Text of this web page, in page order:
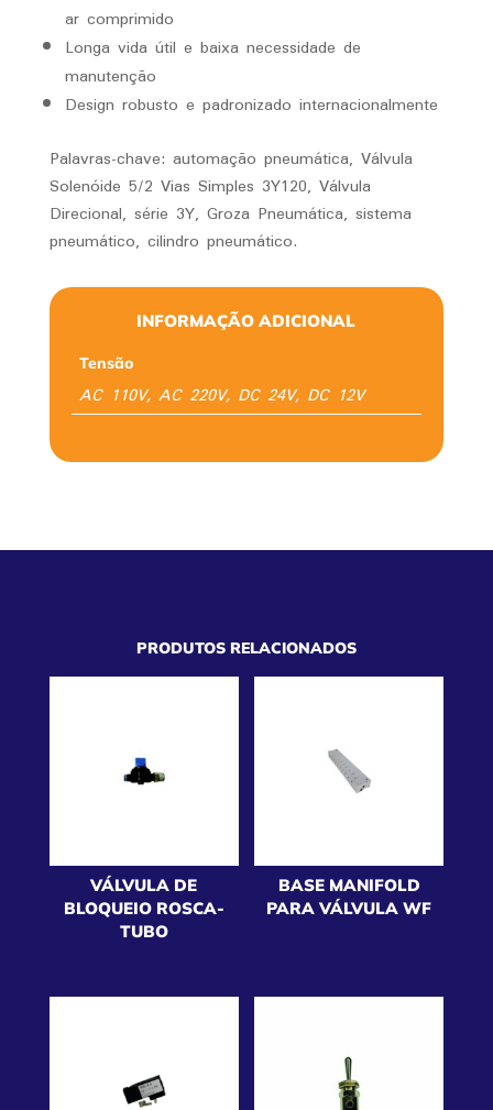
ar comprimido
Longa vida útil e baixa necessidade de
manutenção
Design robusto e padronizado internacionalmente
Palavras-chave: automação pneumática, Válvula
Solenóide 5/2 Vias Simples 3Y120, Válvula
Direcional, série 3Y, Groza Pneumática, sistema
pneumático, cilindro pneumático.
INFORMAÇÃO ADICIONAL
Tensão
AC 110V, AC 220V, DC 24V, DC 12V
PRODUTOS RELACIONADOS
VÁLVULA DE
BLOQUEIO ROSCA-
TUBO
BASE MANIFOLD
PARA VÁLVULA WF